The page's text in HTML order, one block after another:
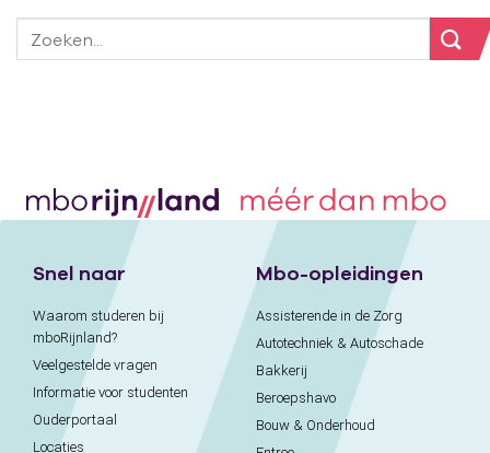
Snel naar
Waarom studeren bij
mboRijnland?
Veelgestelde vragen
Informatie voor studenten
Ouderportaal
Locaties
Mbo-opleidingen
Assisterende in de Zorg
Autotechniek & Autoschade
Bakkerij
Beroepshavo
Bouw & Onderhoud